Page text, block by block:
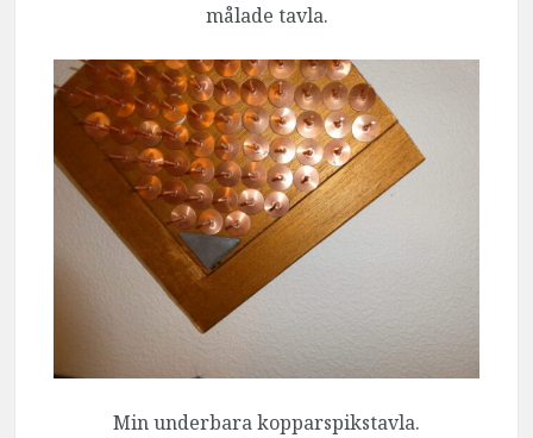
målade tavla.
Min underbara kopparspikstavla.